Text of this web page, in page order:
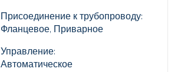
Присоединение к трубопроводу:
Фланцевое, Приварное
Управление:
Автоматическое